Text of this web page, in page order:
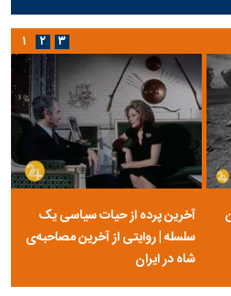
آخرین پرده از حیات سیاسی یک
سلسله | روایتی از آخرین مصاحبه‌ی
شاه در ایران
۱ ۲ ۳